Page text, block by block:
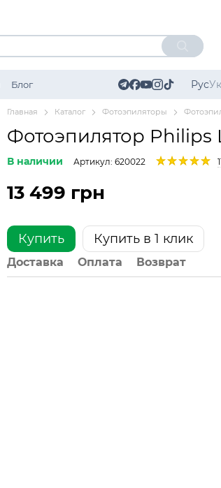
Блог
Рус
Главная Каталог Фотоэпиляторы
Фотоэпилятор Philips
В наличии Артикул: 620022
13 499 грн
Купить Купить в 1 клик
Доставка Оплата Возврат